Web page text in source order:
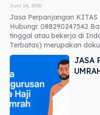
Juni 16, 2025
Jasa Perpanjangan
Hubungi: 088290247542
tinggal atau bekerja di
Terbatas) merupakan
JASA